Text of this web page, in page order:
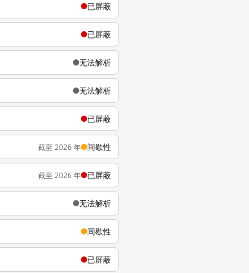
已屏蔽
已屏蔽
无法解析
无法解析
已屏蔽
截至 2026 年 间歇性
截至 2026 年 已屏蔽
无法解析
间歇性
已屏蔽